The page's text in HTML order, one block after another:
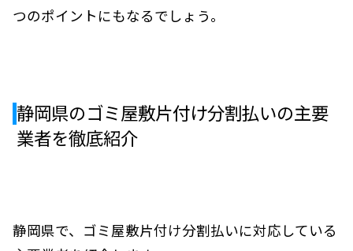
つのポイントにもなるでしょう。
静岡県のゴミ屋敷片付け分割払いの主要
業者を徹底紹介
静岡県で、ゴミ屋敷片付け分割払いに対応している